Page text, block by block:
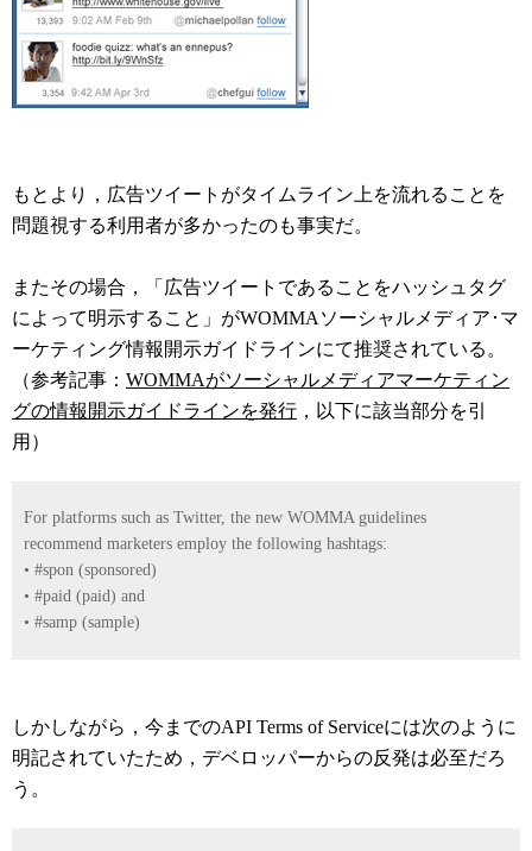
もとより，広告ツイートがタイムライン上を流れることを
問題視する利用者が多かったのも事実だ。
またその場合，「広告ツイートであることをハッシュタグ
によって明示すること」がWOMMAソーシャルメディア･マ
ーケティング情報開示ガイドラインにて推奨されている。
（参考記事： WOMMAがソーシャルメディアマーケティン
グの情報開示ガイドラインを発行 ，以下に該当部分を引
用）
For platforms such as Twitter, the new WOMMA guidelines
recommend marketers employ the following hashtags:
• #spon (sponsored)
• #paid (paid) and
• #samp (sample)
しかしながら，今までのAPI Terms of Serviceには次のように
明記されていたため，デベロッパーからの反発は必至だろ
う。